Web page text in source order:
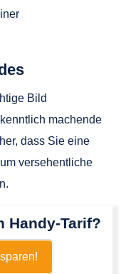
Bild
machende
dass Sie eine
versehentliche
Handy-Tarif?